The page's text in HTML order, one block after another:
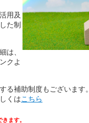
用及
た制
は、
クよ
る補助制度もございます。
くはこちら